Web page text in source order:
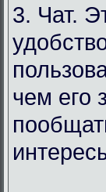
3. Чат.
чем его